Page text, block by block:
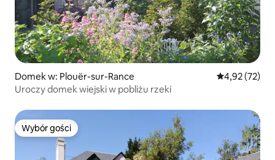
Domek w: Plouër-sur-Rance Średnia
4,92 (72)
Uroczy domek wiejski w pobliżu rzeki
Wybór gości
Wybór gości